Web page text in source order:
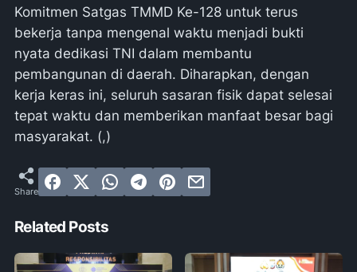
Komitmen Satgas TMMD Ke-128 untuk terus
bekerja tanpa mengenal waktu menjadi bukti
nyata dedikasi TNI dalam membantu
pembangunan di daerah. Diharapkan, dengan
kerja keras ini, seluruh sasaran fisik dapat selesai
tepat waktu dan memberikan manfaat besar bagi
masyarakat. (,)
Related Posts